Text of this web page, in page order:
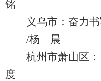
铭
义乌市：奋力书
/杨 晨
杭州市萧山区：
度